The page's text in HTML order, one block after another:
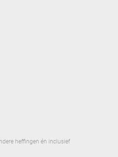
heffingen én inclusief